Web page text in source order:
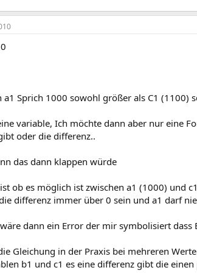
Sprich 1000 sowohl größer als C1 (1100)
variable, Ich möchte dann aber nur eine
oder die differenz..
das dann klappen würde
ob es möglich ist zwischen a1 (1000) und
differenz immer über 0 sein und a1 darf
dann ein Error der mir symbolisiert dass
Gleichung in der Praxis bei mehreren
b1 und c1 es eine differenz gibt die